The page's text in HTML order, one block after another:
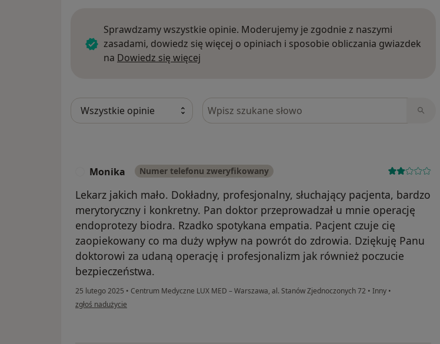
Sprawdzamy wszystkie opinie. Moderujemy je zgodnie z naszymi
zasadami, dowiedz się więcej o opiniach i sposobie obliczania gwiazdek
na Dowiedz się więcej
Szukaj w opiniach
Monika Numer telefonu zweryfikowany
Lekarz jakich mało. Dokładny, profesjonalny, słuchający pacjenta, bardzo
merytoryczny i konkretny. Pan doktor przeprowadzał u mnie operację
endoprotezy biodra. Rzadko spotykana empatia. Pacjent czuje cię
zaopiekowany co ma duży wpływ na powrót do zdrowia. Dziękuję Panu
doktorowi za udaną operację i profesjonalizm jak również poczucie
bezpieczeństwa.
25 lutego 2025 • Centrum Medyczne LUX MED – Warszawa, al. Stanów Zjednoczonych 72 • Inny •
w opinii użytkownika Monika
zgłoś nadużycie